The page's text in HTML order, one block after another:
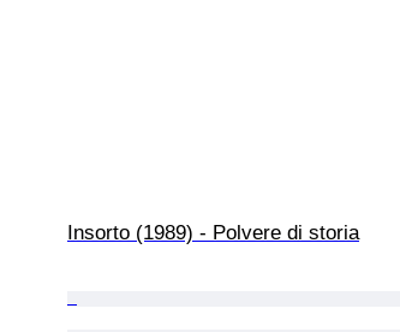
Insorto (1989) - Polvere di storia